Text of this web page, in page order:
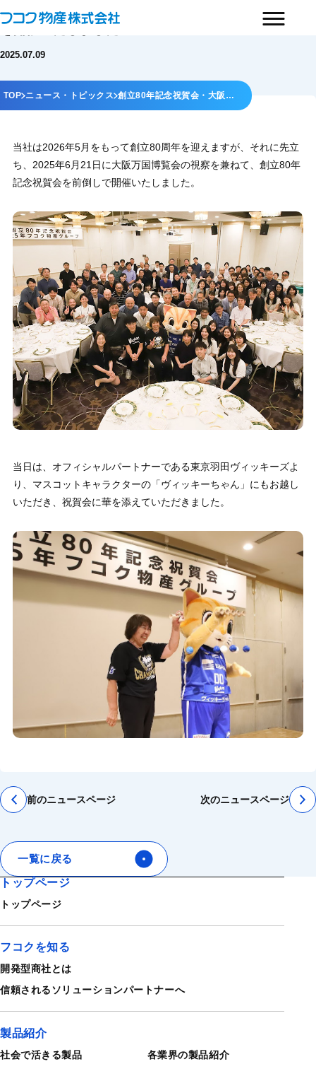
創立80年記念祝賀会・大阪万国博覧会視察イベント
2025.07.09
TOP ニュース・トピックス 創立80年記念祝賀会・大阪…
当社は2026年5月をもって創立80周年を迎えますが、それに先立
ち、2025年6月21日に大阪万国博覧会の視察を兼ねて、創立80年
記念祝賀会を前倒しで開催いたしました。
当日は、オフィシャルパートナーである東京羽田ヴィッキーズよ
り、マスコットキャラクターの「ヴィッキーちゃん」にもお越し
いただき、祝賀会に華を添えていただきました。
前のニュースページ
一覧に戻る
次のニュースページ
トップページ
トップページ
フコクを知る
開発型商社とは
信頼される ソリューションパートナーへ
製品紹介
社会で活きる製品 各業界の製品紹介